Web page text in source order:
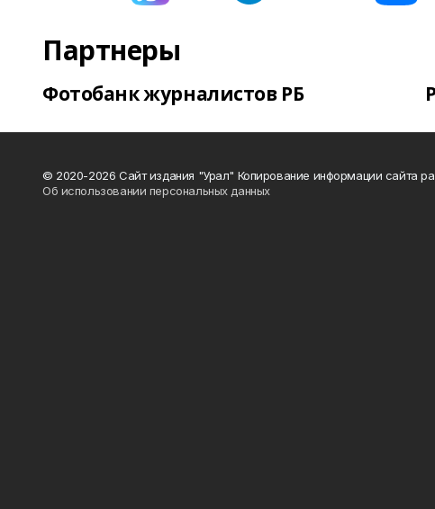
Партнеры
Фотобанк журналистов РБ
© 2020-2026 Сайт издания "Урал" Копирование информации сайта
Об использовании персональных данных